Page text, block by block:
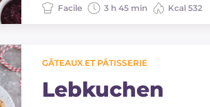
Facile 3 h 45 min Kcal 532
GÂTEAUX ET PÂTISSERIE
Lebkuchen